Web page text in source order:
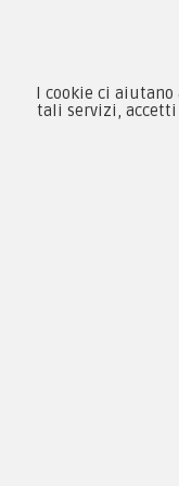
I cookie ci
tali servizi,